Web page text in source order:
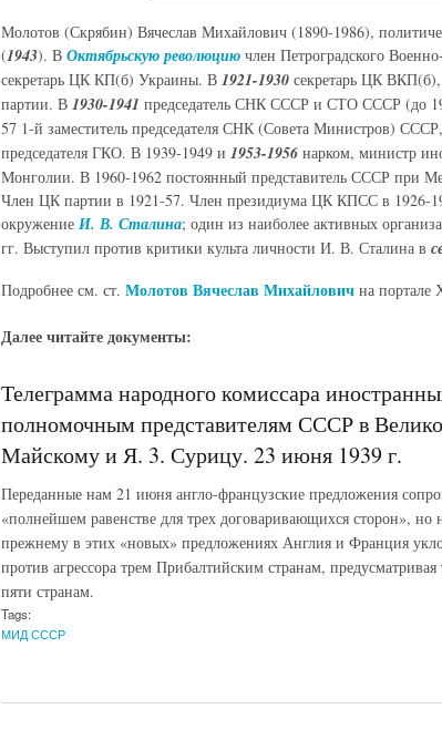
Молотов (Скрябин) Вячеслав Михайлович (1890-1986),
(1943). В Октябрьскую революцию член Петроградского
секретарь ЦК КП(б) Украины. В 1921-1930 секретарь ЦК
партии. В 1930-1941 председатель СНК СССР и СТО СССР (до
57 1-й заместитель председателя СНК (Совета Министров)
председателя ГКО. В 1939-1949 и 1953-1956 нарком, министр
Монголии. В 1960-1962 постоянный представитель СССР при
Член ЦК партии в 1921-57. Член президиума ЦК КПСС в 1926-
окружение И. В. Сталина; один из наиболее активных
гг. Выступил против критики культа личности И. В. Сталина в
Подробнее см. ст. Молотов Вячеслав Михайлович на
Далее читайте документы:
Телеграмма народного комиссара
полномочным представителям СССР в
Майскому и Я. 3. Сурицу. 23 июня 1939 г.
Переданные нам 21 июня англо-французские предложения
«полнейшем равенстве для трех договаривающихся сторон», но
прежнему в этих «новых» предложениях Англия и Франция
против агрессора трем Прибалтийским странам,
пяти странам.
Tags:
МИД СССР